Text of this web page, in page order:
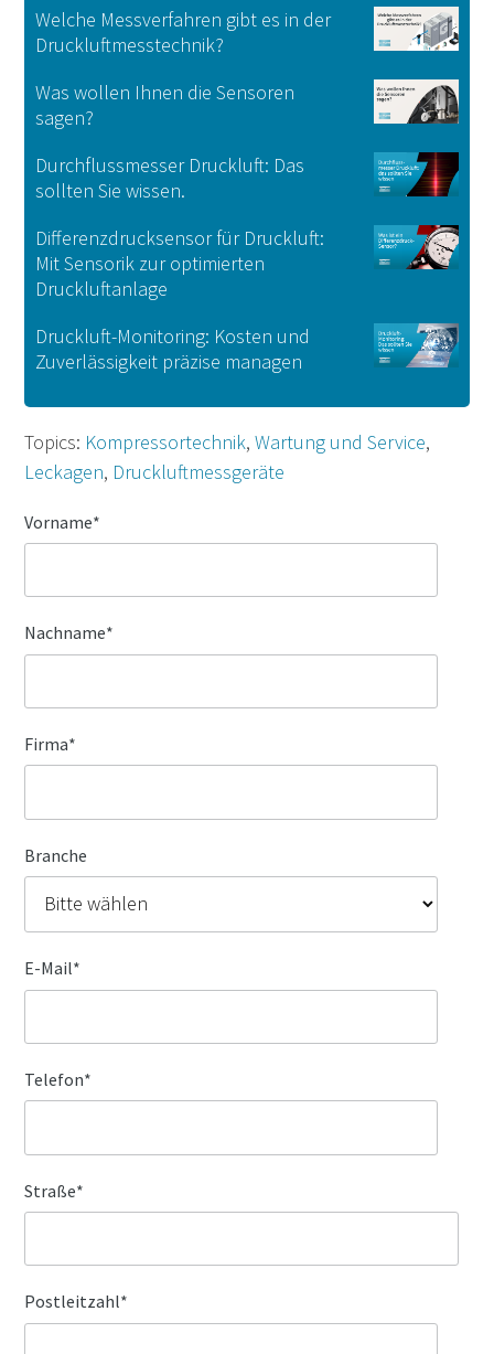
Welche Messverfahren gibt es in der
Druckluftmesstechnik?
Was wollen Ihnen die Sensoren
sagen?
Durchflussmesser Druckluft: Das
sollten Sie wissen.
Differenzdrucksensor für Druckluft:
Mit Sensorik zur optimierten
Druckluftanlage
Druckluft-Monitoring: Kosten und
Zuverlässigkeit präzise managen
Topics: Kompressortechnik, Wartung und Service,
Leckagen, Druckluftmessgeräte
Vorname*
Nachname*
Firma*
Branche
E-Mail*
Telefon*
Straße*
Postleitzahl*